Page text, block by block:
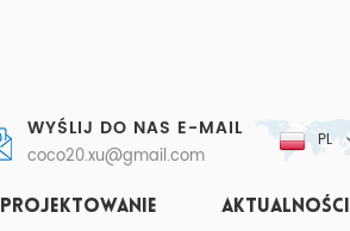
PL
WYŚLIJ DO NAS E-MAIL
coco20.xu@gmail.com
PROJEKTOWANIE AKTUALNOŚCI